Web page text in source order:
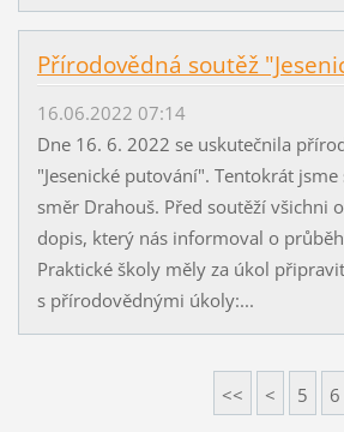
Přírodovědná soutěž
16.06.2022 07:14
Dne 16. 6. 2022 se uskutečnila
"Jesenické putování". Tentokrát
směr Drahouš. Před soutěží všichni
dopis, který nás informoval o
Praktické školy měly za úkol
s přírodovědnými úkoly:...
<< < 5 6